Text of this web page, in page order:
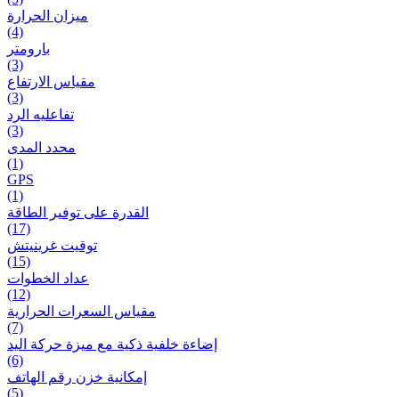
ميزان الحرارة
(4)
بارومتر
(3)
مقياس الارتفاع
(3)
تفاعلیه الرد
(3)
محدد المدى
(1)
GPS
(1)
القدرة على توفير الطاقة
(17)
توقيت غرينيتش
(15)
عداد الخطوات
(12)
مقیاس السعرات الحرارية
(7)
إضاءة خلفية ذكية مع ميزة حرکة اليد
(6)
إمكانية خزن رقم الهاتف
(5)